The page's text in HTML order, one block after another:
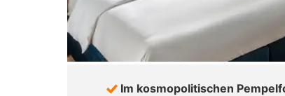
Im kosmopolitischen